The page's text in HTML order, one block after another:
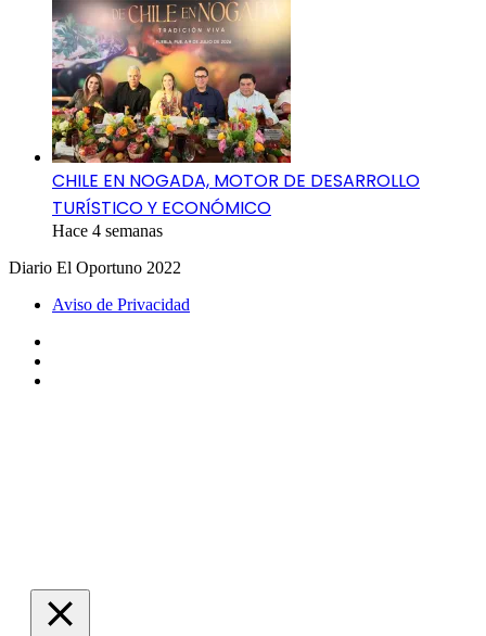
CHILE EN NOGADA, MOTOR DE DESARROLLO
TURÍSTICO Y ECONÓMICO
Hace 4 semanas
Diario El Oportuno 2022
Aviso de Privacidad